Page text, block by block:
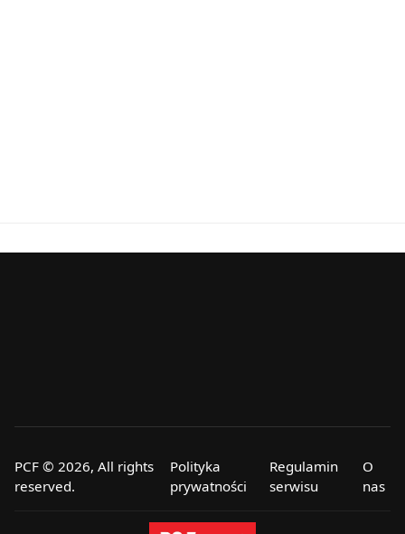
PCF © 2026, All rights
reserved.
Polityka
prywatności
Regulamin
serwisu
O
nas